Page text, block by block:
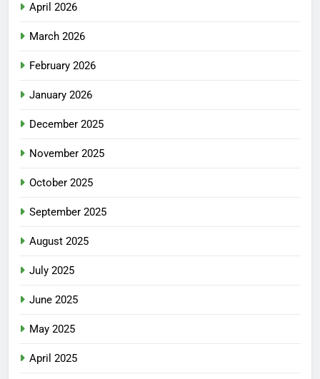
April 2026
March 2026
February 2026
January 2026
December 2025
November 2025
October 2025
September 2025
August 2025
July 2025
June 2025
May 2025
April 2025